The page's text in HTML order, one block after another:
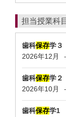
担当授業科目
歯科保存学３
2026年12月
-
歯科保存学２
2026年10月
-
歯科保存学1